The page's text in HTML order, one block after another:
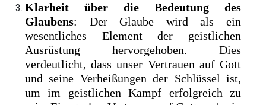
Klarheit über die Bedeutung des
Glaubens: Der Glaube wird als ein
wesentliches Element der geistlichen
Ausrüstung hervorgehoben. Dies
verdeutlicht, dass unser Vertrauen auf Gott
und seine Verheißungen der Schlüssel ist,
um im geistlichen Kampf erfolgreich zu